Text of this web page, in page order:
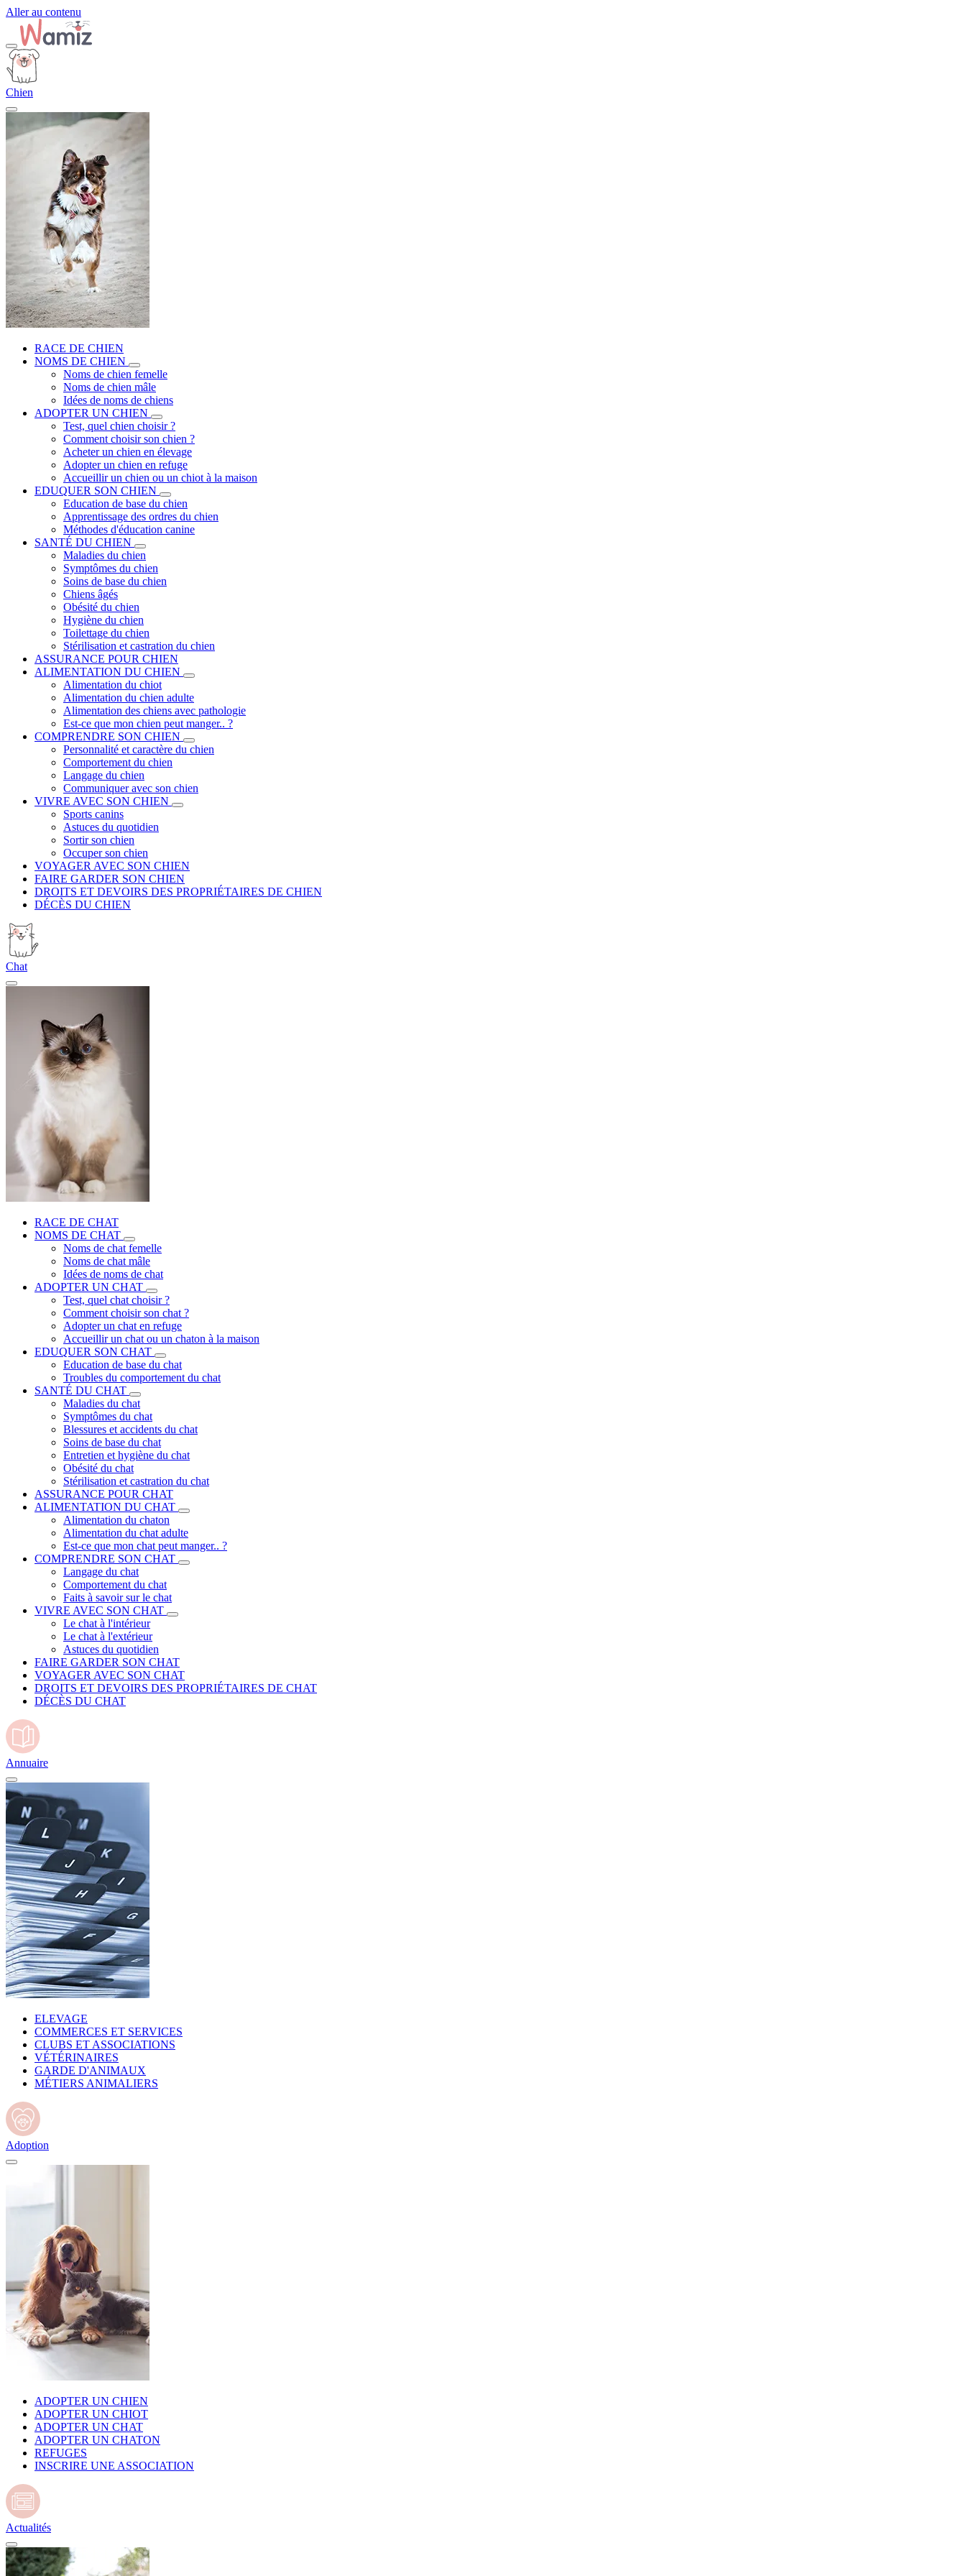
Aller au contenu
Chien
RACE DE CHIEN
NOMS DE CHIEN
Noms de chien femelle
Noms de chien mâle
Idées de noms de chiens
ADOPTER UN CHIEN
Test, quel chien choisir ?
Comment choisir son chien ?
Acheter un chien en élevage
Adopter un chien en refuge
Accueillir un chien ou un chiot à la maison
EDUQUER SON CHIEN
Education de base du chien
Apprentissage des ordres du chien
Méthodes d'éducation canine
SANTÉ DU CHIEN
Maladies du chien
Symptômes du chien
Soins de base du chien
Chiens âgés
Obésité du chien
Hygiène du chien
Toilettage du chien
Stérilisation et castration du chien
ASSURANCE POUR CHIEN
ALIMENTATION DU CHIEN
Alimentation du chiot
Alimentation du chien adulte
Alimentation des chiens avec pathologie
Est-ce que mon chien peut manger.. ?
COMPRENDRE SON CHIEN
Personnalité et caractère du chien
Comportement du chien
Langage du chien
Communiquer avec son chien
VIVRE AVEC SON CHIEN
Sports canins
Astuces du quotidien
Sortir son chien
Occuper son chien
VOYAGER AVEC SON CHIEN
FAIRE GARDER SON CHIEN
DROITS ET DEVOIRS DES PROPRIÉTAIRES DE CHIEN
DÉCÈS DU CHIEN
Chat
RACE DE CHAT
NOMS DE CHAT
Noms de chat femelle
Noms de chat mâle
Idées de noms de chat
ADOPTER UN CHAT
Test, quel chat choisir ?
Comment choisir son chat ?
Adopter un chat en refuge
Accueillir un chat ou un chaton à la maison
EDUQUER SON CHAT
Education de base du chat
Troubles du comportement du chat
SANTÉ DU CHAT
Maladies du chat
Symptômes du chat
Blessures et accidents du chat
Soins de base du chat
Entretien et hygiène du chat
Obésité du chat
Stérilisation et castration du chat
ASSURANCE POUR CHAT
ALIMENTATION DU CHAT
Alimentation du chaton
Alimentation du chat adulte
Est-ce que mon chat peut manger.. ?
COMPRENDRE SON CHAT
Langage du chat
Comportement du chat
Faits à savoir sur le chat
VIVRE AVEC SON CHAT
Le chat à l'intérieur
Le chat à l'extérieur
Astuces du quotidien
FAIRE GARDER SON CHAT
VOYAGER AVEC SON CHAT
DROITS ET DEVOIRS DES PROPRIÉTAIRES DE CHAT
DÉCÈS DU CHAT
Annuaire
ELEVAGE
COMMERCES ET SERVICES
CLUBS ET ASSOCIATIONS
VÉTÉRINAIRES
GARDE D'ANIMAUX
MÉTIERS ANIMALIERS
Adoption
ADOPTER UN CHIEN
ADOPTER UN CHIOT
ADOPTER UN CHAT
ADOPTER UN CHATON
REFUGES
INSCRIRE UNE ASSOCIATION
Actualités